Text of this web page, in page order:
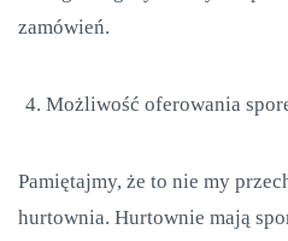
zamówień.
Możliwość oferowania
Pamiętajmy, że to nie my
hurtownia. Hurtownie mają